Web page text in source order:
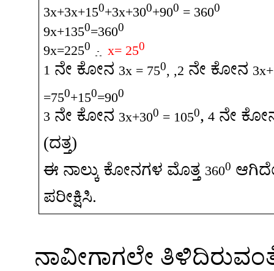
3x+3x+150+3x+300+900 = 3600
9x+1350=3600
9x=2250 x= 250
1 ನೇ ಕೋನ 3x = 750, ,2 ನೇ ಕೋನ
=750+150=900
3 ನೇ ಕೋನ 3x+300 = 1050, 4 ನೇ
(ದತ್ತ)
ಈ ನಾಲ್ಕು ಕೋನಗಳ ಮೊತ್ತ 3600
ಪರೀಕ್ಷಿಸಿ.
ನಾವೀಗಾಗಲೇ